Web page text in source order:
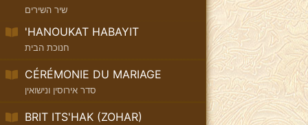
שיר השירים
'HANOUKAT HABAYIT
חנוכת הבית
CÉRÉMONIE DU MARIAGE
סדר אירוסין ונישואין
BRIT ITS'HAK (ZOHAR)